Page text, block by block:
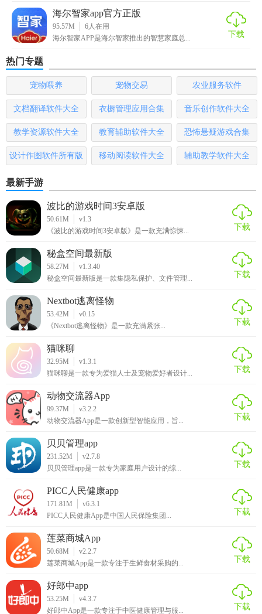
5. 界面友好：界面简洁直观，操作便捷易懂。
【林内智家app官方下载玩法】
1. 设备连接：通过蓝牙或Wi-Fi连接家中林内智能设备。
2. 模式选择：根据需要选择“自动”、“手动”等运行模式。
3. 场景创建：自定义“回家”、“离家”、“睡眠”等场景模式，并
设置对应设备状态。
4. 故障处理：遇到故障时，点击“报修”按钮，填写相关信息并
间。
【林内智家app官方下载推荐】
对于拥有林内智能热水器或壁挂炉的用户而言，林内智家APP
是不可或缺的智能家居管理工具，它不仅能让您的生活更加
接可访问林内官方网站或主流应用商店搜索“林内智家”获取最
新版本。
海尔智家app官方正版
95.57M 6人在用
海尔智家APP是海尔智家推出的智慧家庭总...
下载
热门专题
宠物喂养 宠物交易 农业服务软件
文档翻译软件大全 衣橱管理应用合集 音乐创作软件大全
教学资源软件大全 教育辅助软件大全 恐怖悬疑游戏合集
设计作图软件所有版
移动阅读软件大全 辅助教学软件大全
最新手游
波比的游戏时间3安卓版
50.61M
v1.3
《波比的游戏时间3安卓版》是一款充满惊悚...
下载
秘盒空间最新版
58.27M
v1.3.40
秘盒空间最新版是一款集隐私保护、文件管理...
下载
Nextbot逃离怪物
53.42M
v0.15
《Nextbot逃离怪物》是一款充满紧张...
下载
猫咪聊
32.95M
v1.3.1
猫咪聊是一款专为爱猫人士及宠物爱好者设计...
下载
动物交流器App
99.37M
v3.2.2
动物交流器App是一款创新型智能应用，旨...
下载
贝贝管理app
231.52M
v2.7.8
贝贝管理app是一款专为家庭用户设计的综...
下载
PICC人民健康app
171.81M
v6.3.1
PICC人民健康App是中国人民保险集团...
下载
莲菜商城App
50.68M
v2.2.7
莲菜商城App是一款专注于生鲜食材采购的...
下载
好郎中app
53.25M
v4.3.7
好郎中App是一款专注于中医健康管理与服...
下载